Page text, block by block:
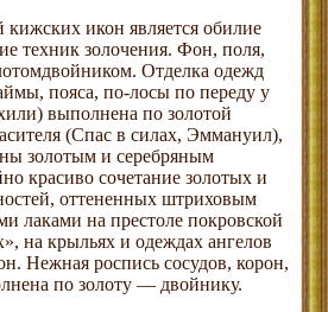
кижских икон является обилие
техник золочения. Фон, поля,
Отделка одежд
пояса, по-лосы по переду у
выполнена по золотой
(Спас в силах, Эммануил),
золотым и серебряным
красиво сочетание золотых и
оттененных штриховым
лаками на престоле покровской
на крыльях и одеждах ангелов
Нежная роспись сосудов, корон,
по золоту — двойнику.